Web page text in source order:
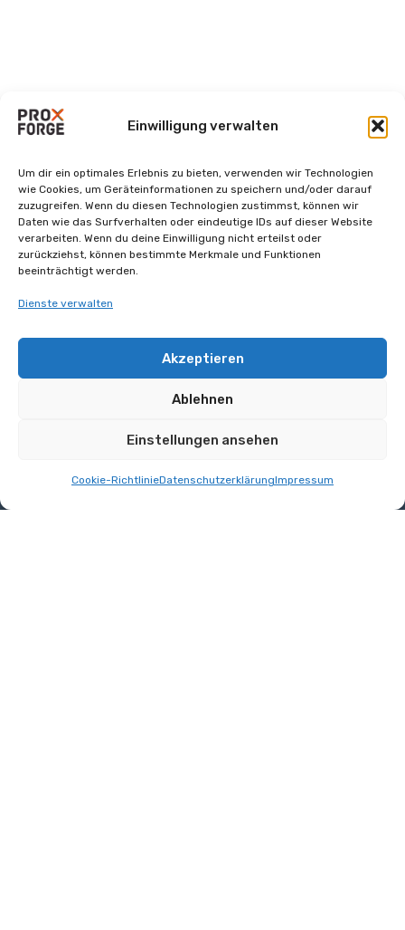
Einwilligung verwalten
Um dir ein optimales Erlebnis zu bieten, verwenden wir Technologien
wie Cookies, um Geräteinformationen zu speichern und/oder darauf
zuzugreifen. Wenn du diesen Technologien zustimmst, können wir
Daten wie das Surfverhalten oder eindeutige IDs auf dieser Website
verarbeiten. Wenn du deine Einwilligung nicht erteilst oder
zurückziehst, können bestimmte Merkmale und Funktionen
beeinträchtigt werden.
Dienste verwalten
Akzeptieren
Ablehnen
Einstellungen ansehen
Cookie-RichtlinieDatenschutzerklärungImpressum